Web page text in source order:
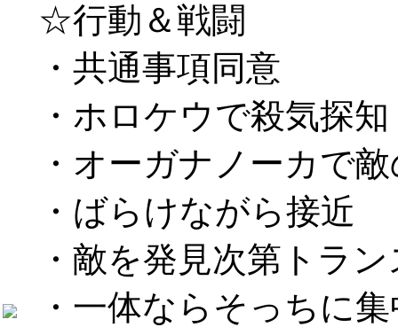
☆行動＆戦闘
・共通事項同意
・ホロケウで殺気探知
・オーガナノーカで
・ばらけながら接近
・敵を発見次第トラ
・一体ならそっちに